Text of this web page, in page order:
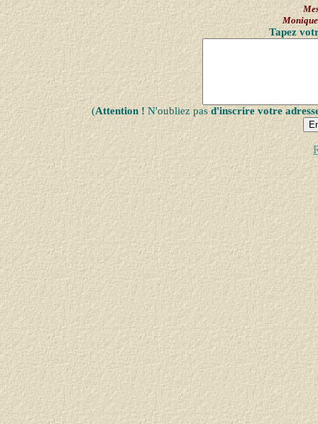
Tapez
(Attention !N'oubliez pas d'inscrire votre